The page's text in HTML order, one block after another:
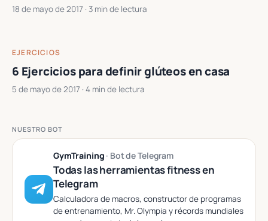
18 de mayo de 2017 · 3 min de lectura
EJERCICIOS
6 Ejercicios para definir glúteos en casa
5 de mayo de 2017 · 4 min de lectura
NUESTRO BOT
GymTraining · Bot de Telegram
Todas las herramientas fitness en
Telegram
Calculadora de macros, constructor de programas
de entrenamiento, Mr. Olympia y récords mundiales